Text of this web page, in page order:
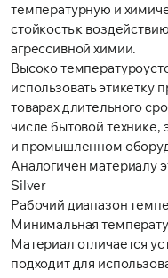
температурную и
стойкость к
агрессивной химии.
Высоко
использовать этикетку
товарах длительного
числе бытовой технике,
и промышленном
Аналогичен материалу
Silver
Рабочий диапазон
Минимальная
Материал отличается
подходит для